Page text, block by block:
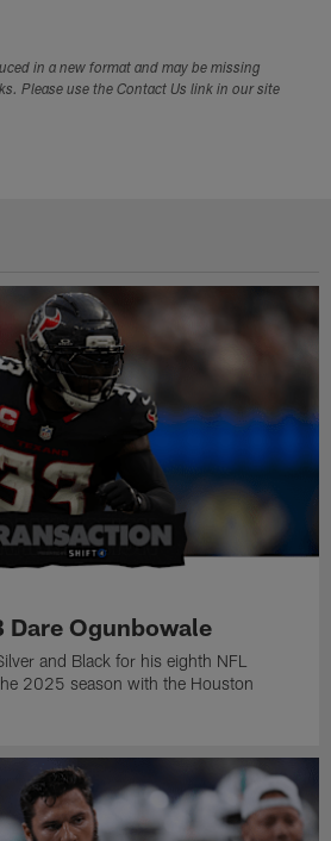
in a new format and may be missing
Please use the Contact Us link in our site
Dare Ogunbowale
and Black for his eighth NFL
2025 season with the Houston